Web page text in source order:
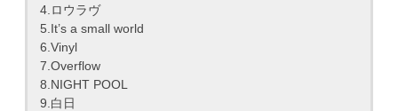
4.ロウラヴ
5.It’s a small world
6.Vinyl
7.Overflow
8.NIGHT POOL
9.白日